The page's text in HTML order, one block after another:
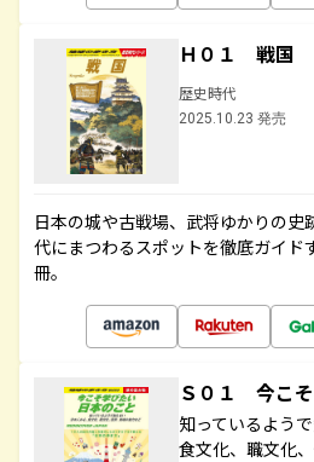
Ｈ０１ 戦国
歴史時代
2025.10.23 発売
日本の城や古戦場、武将ゆかりの史
代にまつわるスポットを徹底ガイド
冊。
Ｓ０１ 今こ
知っているよう
食文化、職文化